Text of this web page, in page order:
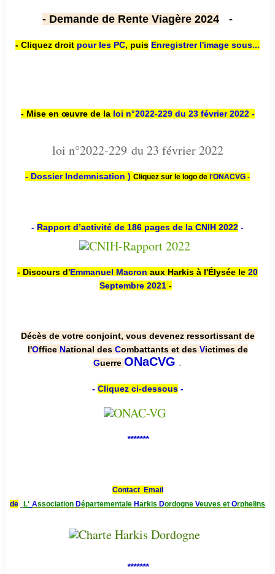
- Demande de Rente Viagère 2024 -
- Cliquez droit pour les PC, puis Enregistrer l'image sous...
- Mise en œuvre de la loi n°2022-229 du 23 février 2022 -
loi n°2022-229 du 23 février 2022
- Dossier Indemnisation ) Cliquez sur le logo de l'ONACVG -
- Rapport d’activité de 186 pages de la CNIH 2022 -
- Discours d'Emmanuel Macron aux Harkis à l'Élysée le 20
Septembre 2021 -
Décès de votre conjoint, vous devenez ressortissant de
l'Office National des Combattants et des Victimes de
Guerre ONaCVG .
- Cliquez ci-dessous-
*******
Contact Email
de L' Association Départementale Harkis Dordogne Veuves et Orphelins
*******